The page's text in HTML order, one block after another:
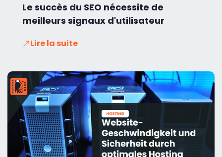
Le succès du SEO nécessite de
meilleurs signaux d'utilisateur
Lire la suite